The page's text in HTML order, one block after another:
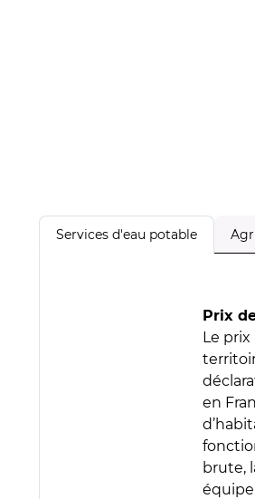
Services d'eau potable
Prix
Le
en
brute,